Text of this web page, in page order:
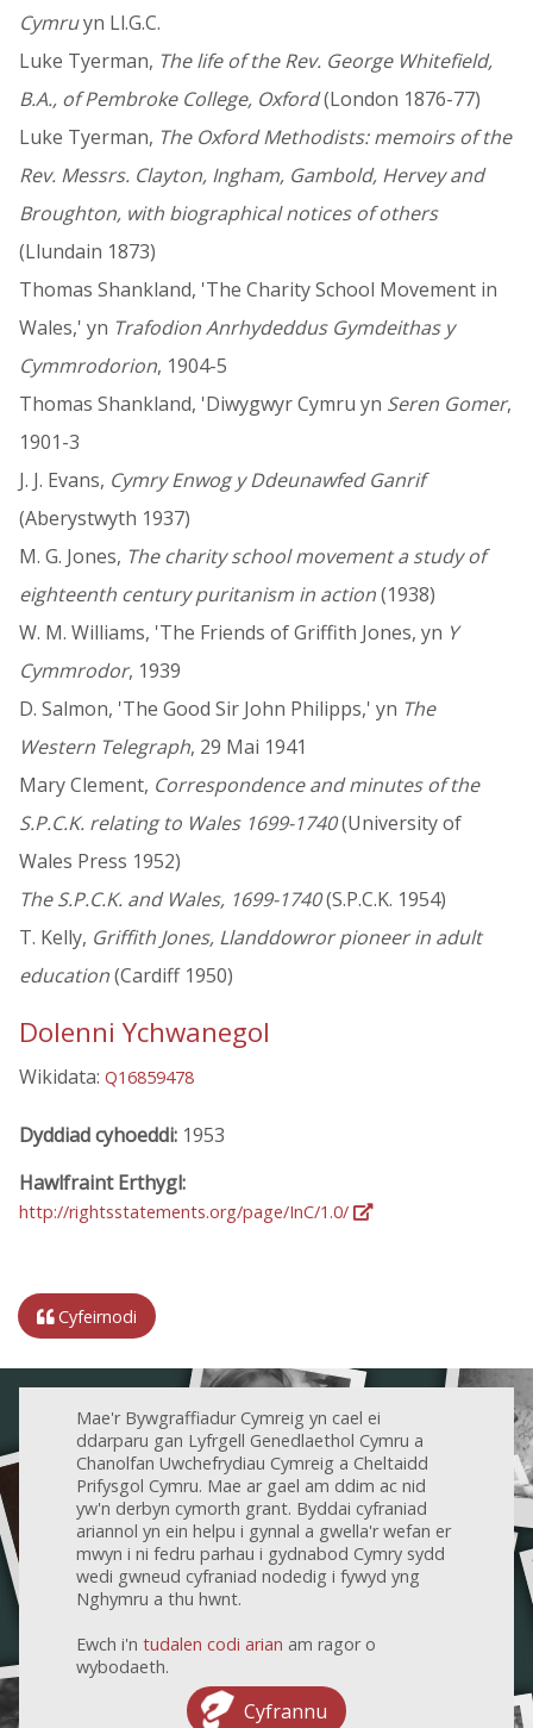
Cymruyn Ll.G.C.
Luke Tyerman, The life of the Rev. George Whitefield,
B.A., of Pembroke College, Oxford(London 1876-77)
Luke Tyerman, The Oxford Methodists: memoirs of the
Rev. Messrs. Clayton, Ingham, Gambold, Hervey and
Broughton, with biographical notices of others
(Llundain 1873)
Thomas Shankland, 'The Charity School Movement in
Wales,' yn Trafodion Anrhydeddus Gymdeithas y
Cymmrodorion, 1904-5
Thomas Shankland, 'Diwygwyr Cymru yn Seren Gomer,
1901-3
J. J. Evans, Cymry Enwog y Ddeunawfed Ganrif
(Aberystwyth 1937)
M. G. Jones, The charity school movement a study of
eighteenth century puritanism in action(1938)
W. M. Williams, 'The Friends of Griffith Jones, yn Y
Cymmrodor, 1939
D. Salmon, 'The Good Sir John Philipps,' yn The
Western Telegraph, 29 Mai 1941
Mary Clement, Correspondence and minutes of the
S.P.C.K. relating to Wales 1699-1740(University of
Wales Press 1952)
The S.P.C.K. and Wales, 1699-1740(S.P.C.K. 1954)
T. Kelly, Griffith Jones, Llanddowror pioneer in adult
education(Cardiff 1950)
Dolenni Ychwanegol
Wikidata: Q16859478
Dyddiad cyhoeddi: 1953
Hawlfraint Erthygl:
http://rightsstatements.org/page/InC/1.0/
Cyfeirnodi
Mae'r Bywgraffiadur Cymreig yn cael ei
ddarparu gan Lyfrgell Genedlaethol Cymru a
Chanolfan Uwchefrydiau Cymreig a Cheltaidd
Prifysgol Cymru. Mae ar gael am ddim ac nid
yw'n derbyn cymorth grant. Byddai cyfraniad
ariannol yn ein helpu i gynnal a gwella'r wefan er
mwyn i ni fedru parhau i gydnabod Cymry sydd
wedi gwneud cyfraniad nodedig i fywyd yng
Nghymru a thu hwnt.
Ewch i'n tudalen codi arian am ragor o
wybodaeth.
Cyfrannu